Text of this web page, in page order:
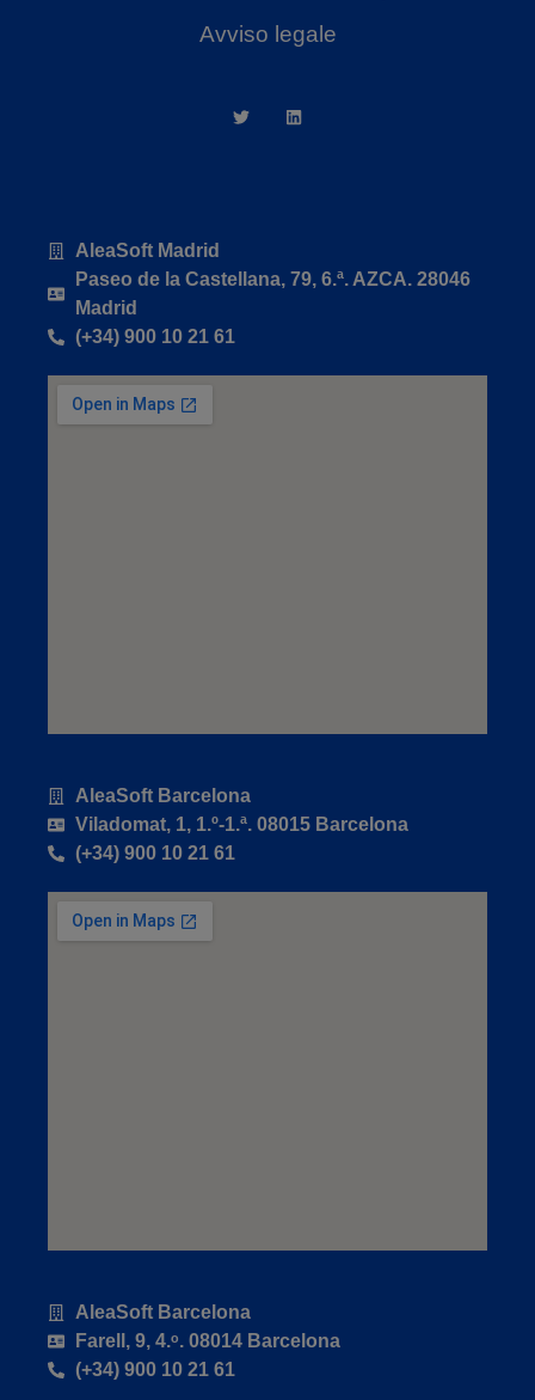
Avviso legale
AleaSoft Madrid
Paseo de la Castellana, 79, 6.ª. AZCA. 28046
Madrid
(+34) 900 10 21 61
AleaSoft Barcelona
Viladomat, 1, 1.º-1.ª. 08015 Barcelona
(+34) 900 10 21 61
AleaSoft Barcelona
Farell, 9, 4.ᵒ. 08014 Barcelona
(+34) 900 10 21 61